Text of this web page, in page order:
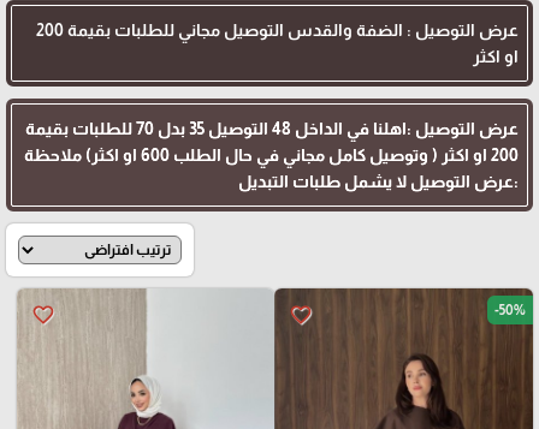
عرض التوصيل : الضفة والقدس التوصيل مجاني للطلبات بقيمة 200
او اكثر
عرض التوصيل :اهلنا في الداخل 48 التوصيل 35 بدل 70 للطلبات بقيمة
200 او اكثر ( وتوصيل كامل مجاني في حال الطلب 600 او اكثر) ملاحظة
:عرض التوصيل لا يشمل طلبات التبديل
favorite_border -50%
favorite_border